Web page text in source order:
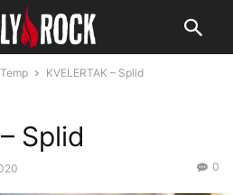
KVELERTAK – Splid
Splid
0